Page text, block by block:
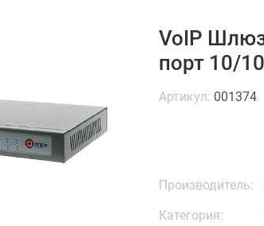
VoIP Шлюз
порт 10/
Артикул: 001374
Производитель:
Категория: